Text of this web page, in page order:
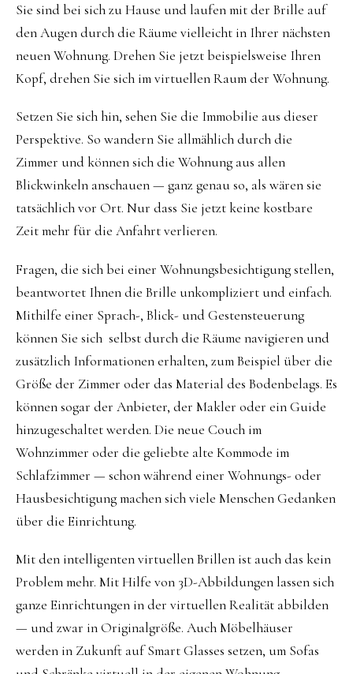
Sie sind bei sich zu Hause und laufen mit der Brille auf
den Augen durch die Räume vielleicht in Ihrer nächsten
neuen Wohnung. Drehen Sie jetzt beispielsweise Ihren
Kopf, drehen Sie sich im virtuellen Raum der Wohnung.
Setzen Sie sich hin, sehen Sie die Immobilie aus dieser
Perspektive. So wandern Sie allmählich durch die
Zimmer und können sich die Wohnung aus allen
Blickwinkeln anschauen — ganz genau so, als wären sie
tatsächlich vor Ort. Nur dass Sie jetzt keine kostbare
Zeit mehr für die Anfahrt verlieren.
Fragen, die sich bei einer Wohnungsbesichtigung stellen,
beantwortet Ihnen die Brille unkompliziert und einfach.
Mithilfe einer Sprach-, Blick- und Gestensteuerung
können Sie sich selbst durch die Räume navigieren und
zusätzlich Informationen erhalten, zum Beispiel über die
Größe der Zimmer oder das Material des Bodenbelags. Es
können sogar der Anbieter, der Makler oder ein Guide
hinzugeschaltet werden. Die neue Couch im
Wohnzimmer oder die geliebte alte Kommode im
Schlafzimmer — schon während einer Wohnungs- oder
Hausbesichtigung machen sich viele Menschen Gedanken
über die Einrichtung.
Mit den intelligenten virtuellen Brillen ist auch das kein
Problem mehr. Mit Hilfe von 3D-Abbildungen lassen sich
ganze Einrichtungen in der virtuellen Realität abbilden
— und zwar in Originalgröße. Auch Möbelhäuser
werden in Zukunft auf Smart Glasses setzen, um Sofas